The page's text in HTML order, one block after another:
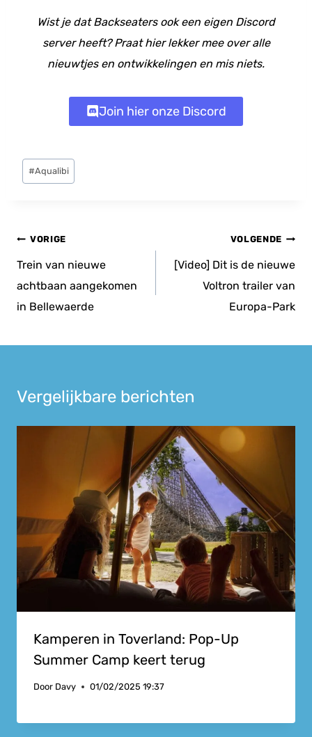
Wist je dat Backseaters ook een eigen Discord
server heeft? Praat hier lekker mee over alle
nieuwtjes en ontwikkelingen en mis niets.
Join hier onze Discord
Bericht
tags:
#Aqualibi
Bericht
navigatie
VORIGE
Trein van nieuwe
achtbaan aangekomen
in Bellewaerde
VOLGENDE
[Video] Dit is de nieuwe
Voltron trailer van
Europa-Park
Vergelijkbare berichten
Kamperen in Toverland: Pop-Up
Summer Camp keert terug
Door Davy 01/02/2025 19:37